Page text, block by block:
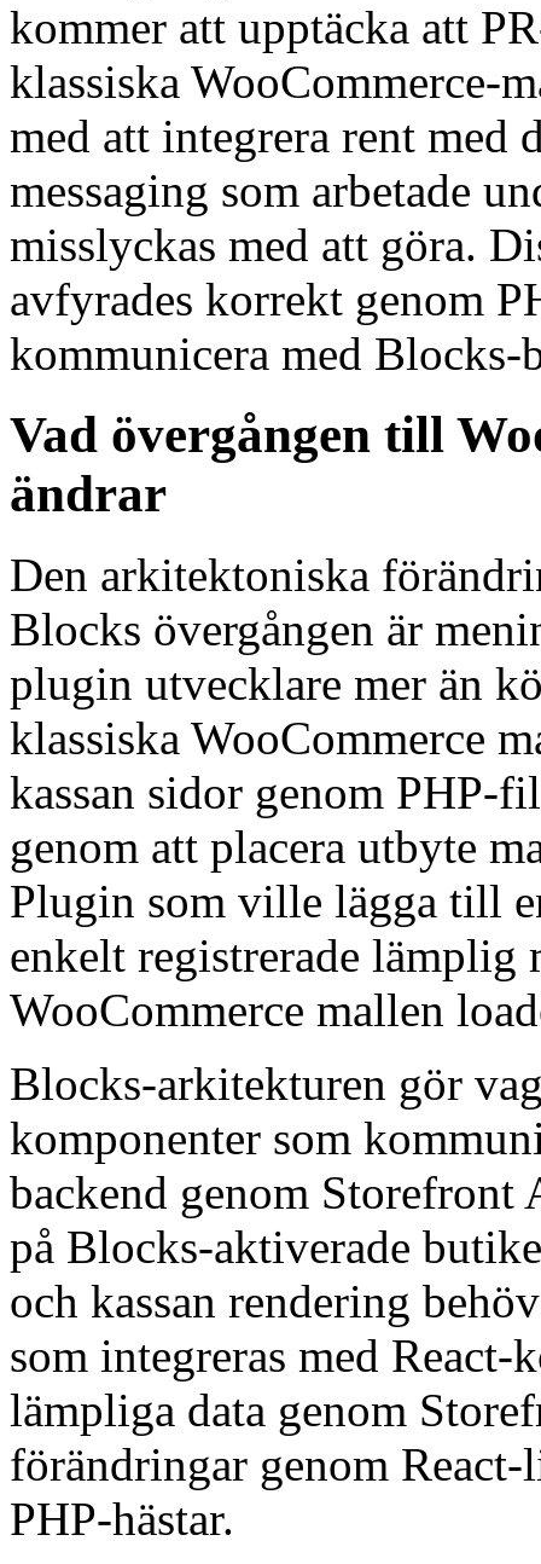
kommer att upptäcka att
klassiska WooCommerce-
med att integrera rent med
messaging som arbetade
misslyckas med att göra.
avfyrades korrekt genom
kommunicera med Blocks-
Vad övergången till
ändrar
Den arkitektoniska
Blocks övergången är
plugin utvecklare mer än
klassiska WooCommerce
kassan sidor genom PHP-
genom att placera utbyte
Plugin som ville lägga till
enkelt registrerade
WooCommerce mallen
Blocks-arkitekturen gör
komponenter som
backend genom
på Blocks-aktiverade
och kassan rendering
som integreras med
lämpliga data genom
förändringar genom
PHP-hästar.